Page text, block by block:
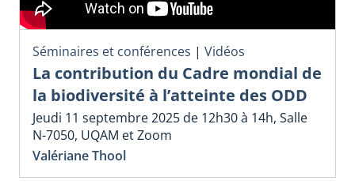
Séminaires et conférences | Vidéos
La contribution du Cadre mondial de
la biodiversité à l’atteinte des ODD
Jeudi 11 septembre 2025 de 12h30 à 14h, Salle
N-7050, UQAM et Zoom
Valériane Thool